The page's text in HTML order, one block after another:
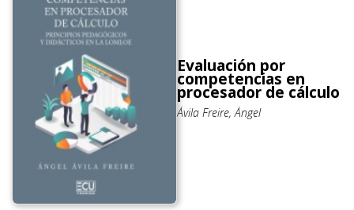
Evaluación por
competencias en
procesador de cálculo
Ávila Freire, Ángel